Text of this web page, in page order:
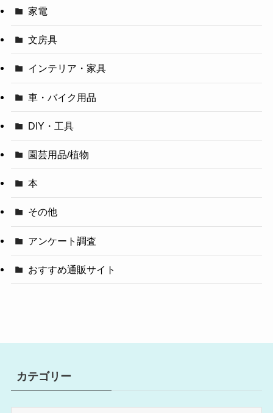
家電
文房具
インテリア・家具
車・バイク用品
DIY・工具
園芸用品/植物
本
その他
アンケート調査
おすすめ通販サイト
カテゴリー